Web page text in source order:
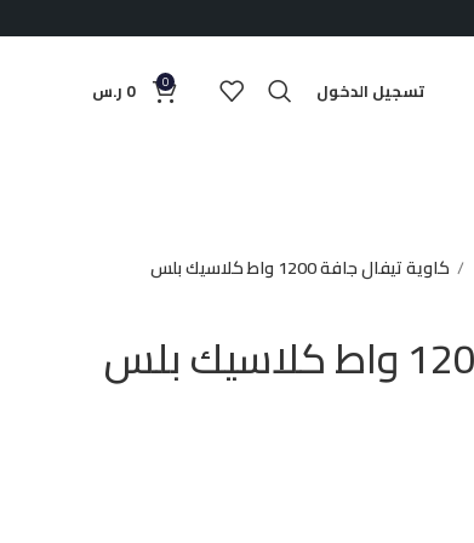
تسجيل الدخول 0
0 ر.س
كاوية تيفال جافة 1200 واط كلاسيك بلس